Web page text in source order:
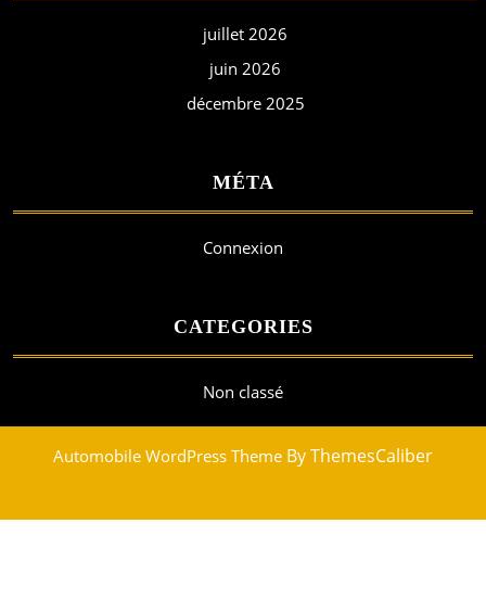
juillet 2026
juin 2026
décembre 2025
MÉTA
Connexion
CATEGORIES
Non classé
Automobile WordPress Theme By ThemesCaliber
Scroll